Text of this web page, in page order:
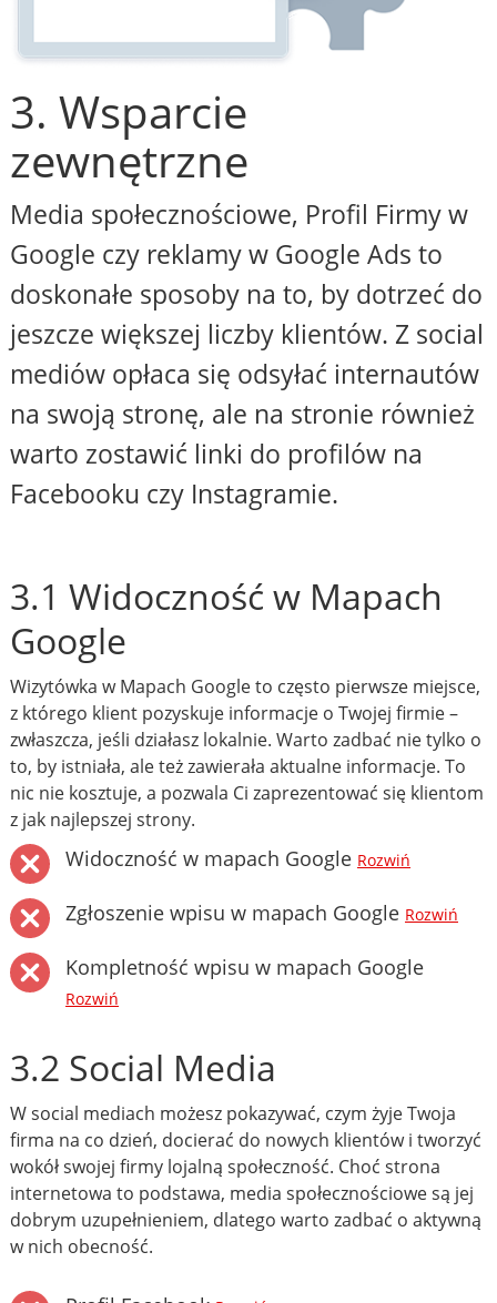
3. Wsparcie
zewnętrzne
Media społecznościowe, Profil Firmy w
Google czy reklamy w Google Ads to
doskonałe sposoby na to, by dotrzeć do
jeszcze większej liczby klientów. Z social
mediów opłaca się odsyłać internautów
na swoją stronę, ale na stronie również
warto zostawić linki do profilów na
Facebooku czy Instagramie.
3.1 Widoczność w Mapach
Google
Wizytówka w Mapach Google to często pierwsze miejsce,
z którego klient pozyskuje informacje o Twojej firmie –
zwłaszcza, jeśli działasz lokalnie. Warto zadbać nie tylko o
to, by istniała, ale też zawierała aktualne informacje. To
nic nie kosztuje, a pozwala Ci zaprezentować się klientom
z jak najlepszej strony.
Widoczność w mapach Google Rozwiń
Zgłoszenie wpisu w mapach Google Rozwiń
Kompletność wpisu w mapach Google
Rozwiń
3.2 Social Media
W social mediach możesz pokazywać, czym żyje Twoja
firma na co dzień, docierać do nowych klientów i tworzyć
wokół swojej firmy lojalną społeczność. Choć strona
internetowa to podstawa, media społecznościowe są jej
dobrym uzupełnieniem, dlatego warto zadbać o aktywną
w nich obecność.